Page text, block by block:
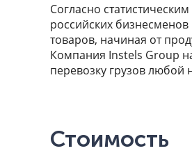
Согласно
российских
товаров, начиная от
Компания Instels Group
перевозку грузов любой
Стоимость